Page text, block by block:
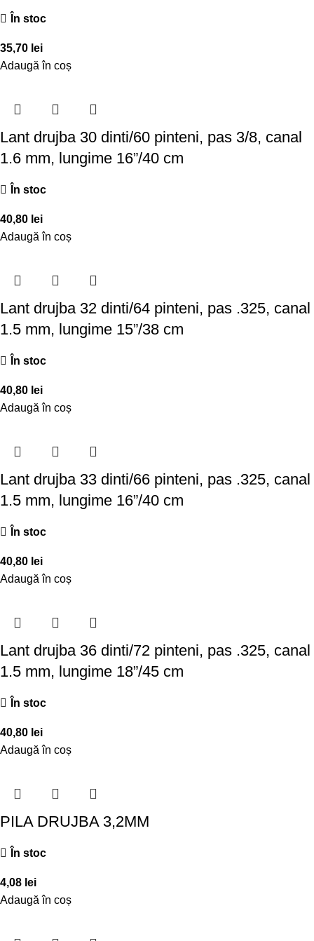
În stoc
35,70 lei
Adaugă în coș
Lant drujba 30 dinti/60 pinteni, pas 3/8, canal
1.6 mm, lungime 16”/40 cm
În stoc
40,80 lei
Adaugă în coș
Lant drujba 32 dinti/64 pinteni, pas .325, canal
1.5 mm, lungime 15”/38 cm
În stoc
40,80 lei
Adaugă în coș
Lant drujba 33 dinti/66 pinteni, pas .325, canal
1.5 mm, lungime 16”/40 cm
În stoc
40,80 lei
Adaugă în coș
Lant drujba 36 dinti/72 pinteni, pas .325, canal
1.5 mm, lungime 18”/45 cm
În stoc
40,80 lei
Adaugă în coș
PILA DRUJBA 3,2MM
În stoc
4,08 lei
Adaugă în coș